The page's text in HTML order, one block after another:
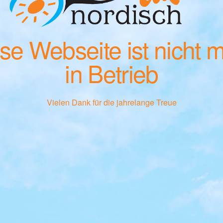
Webseite ist nicht
in Betrieb
Vielen Dank für die jahrelange Treue